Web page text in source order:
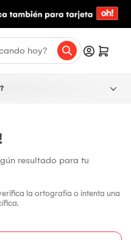
resultado para tu
la ortografía o intenta una